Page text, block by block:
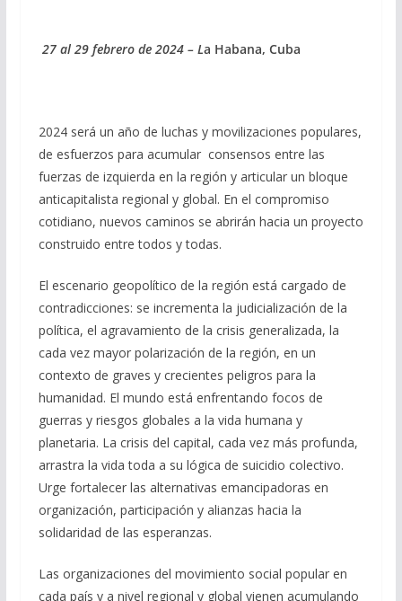
27 al 29 febrero de 2024 – La Habana, Cuba
2024 será un año de luchas y movilizaciones populares,
de esfuerzos para acumular consensos entre las
fuerzas de izquierda en la región y articular un bloque
anticapitalista regional y global. En el compromiso
cotidiano, nuevos caminos se abrirán hacia un proyecto
construido entre todos y todas.
El escenario geopolítico de la región está cargado de
contradicciones: se incrementa la judicialización de la
política, el agravamiento de la crisis generalizada, la
cada vez mayor polarización de la región, en un
contexto de graves y crecientes peligros para la
humanidad. El mundo está enfrentando focos de
guerras y riesgos globales a la vida humana y
planetaria. La crisis del capital, cada vez más profunda,
arrastra la vida toda a su lógica de suicidio colectivo.
Urge fortalecer las alternativas emancipadoras en
organización, participación y alianzas hacia la
solidaridad de las esperanzas.
Las organizaciones del movimiento social popular en
cada país y a nivel regional y global vienen acumulando